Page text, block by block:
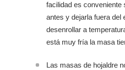
facilidad es
antes y dejarla fuera del
desenrollar a
está muy fría la masa
Las masas de hojaldre